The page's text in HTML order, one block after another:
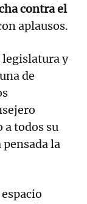
contra el
aplausos.
legislatura y
de
a todos su
la